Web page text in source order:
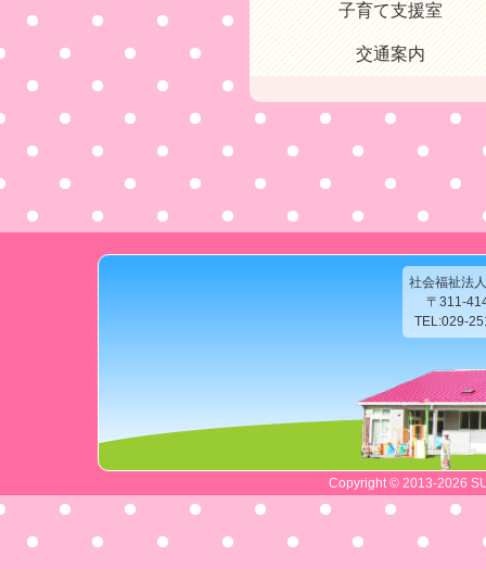
子育て支援室
交通案内
社会福祉法
〒311-
TEL:029-
Copyright © 2013-2026